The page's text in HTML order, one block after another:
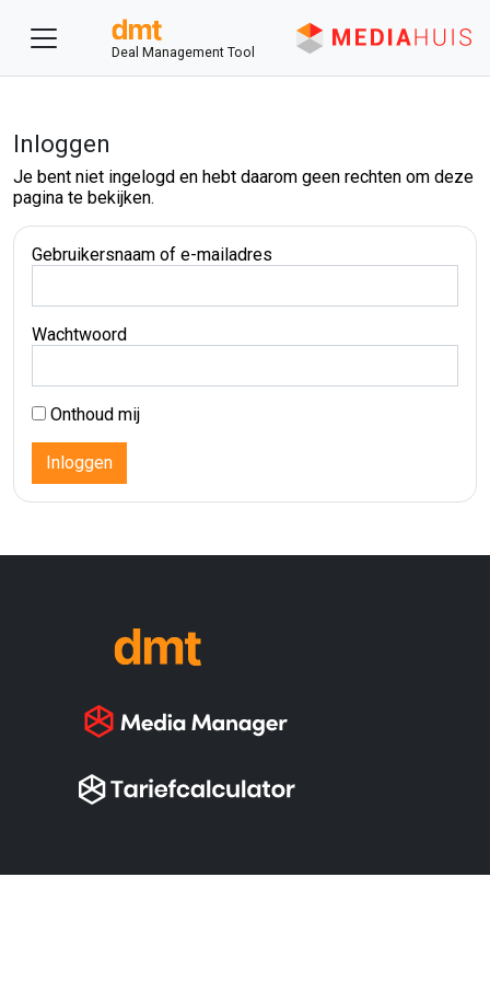
Deal Management Tool
Inloggen
Je bent niet ingelogd en hebt daarom geen rechten om deze
pagina te bekijken.
Gebruikersnaam of e-mailadres
Wachtwoord
Onthoud mij